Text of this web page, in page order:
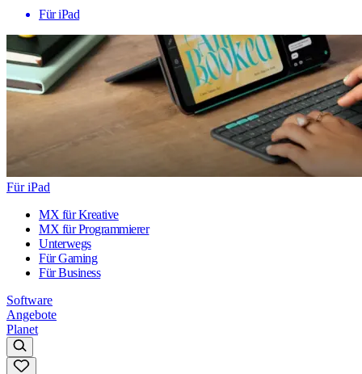
Für iPad
Für iPad
MX für Kreative
MX für Programmierer
Unterwegs
Für Gaming
Für Business
Software
Angebote
Planet